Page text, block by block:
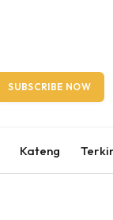
SUBSCRIBE NOW
Kateng